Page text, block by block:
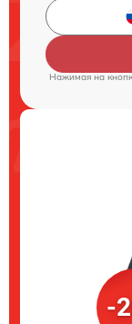
Нажимая на
-